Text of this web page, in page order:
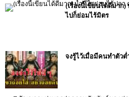
(เรื่องนี้เขียนได้ดีมาก
ไปก็ย่อมไร้มิตร
จงรู้ไว้เมื่อมีคนทำตัวต่